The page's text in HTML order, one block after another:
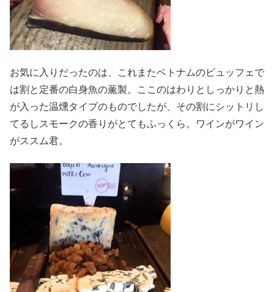
お気に入りだったのは、これまたベトナムのビュッフェで
は割と定番の白身魚の薫製。ここのはわりとしっかりと熱
が入った温燻タイプのものでしたが、その割にシットリし
てるしスモークの香りがとてもふっくら。ワインがワイン
がススム君。